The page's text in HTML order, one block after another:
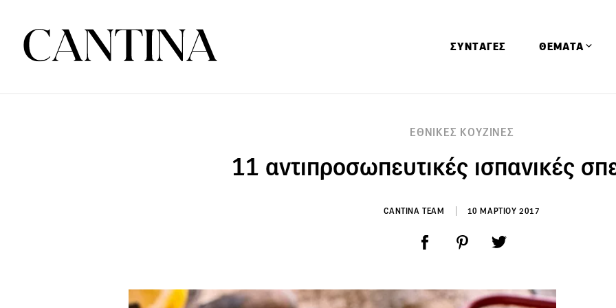
ΣΥΝΤΑΓΕΣ ΘΕΜΑΤΑ
Ειδήσεις
Έρευνες
ΕΘΝΙΚΕΣ ΚΟΥΖΙΝΕΣ
11 αντιπροσωπευτικές ισπανικές
CANTINA TEAM 10 ΜΑΡΤΙΟΥ 2017